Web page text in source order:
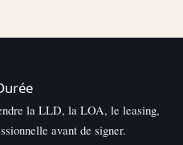
la LLD, la LOA, le leasing,
avant de signer.